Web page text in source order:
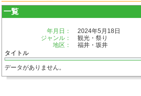
一覧
年月日：
2024年5月18日
ジャンル：
観光・祭り
地区：
福井・坂井
タイトル
データがありません。